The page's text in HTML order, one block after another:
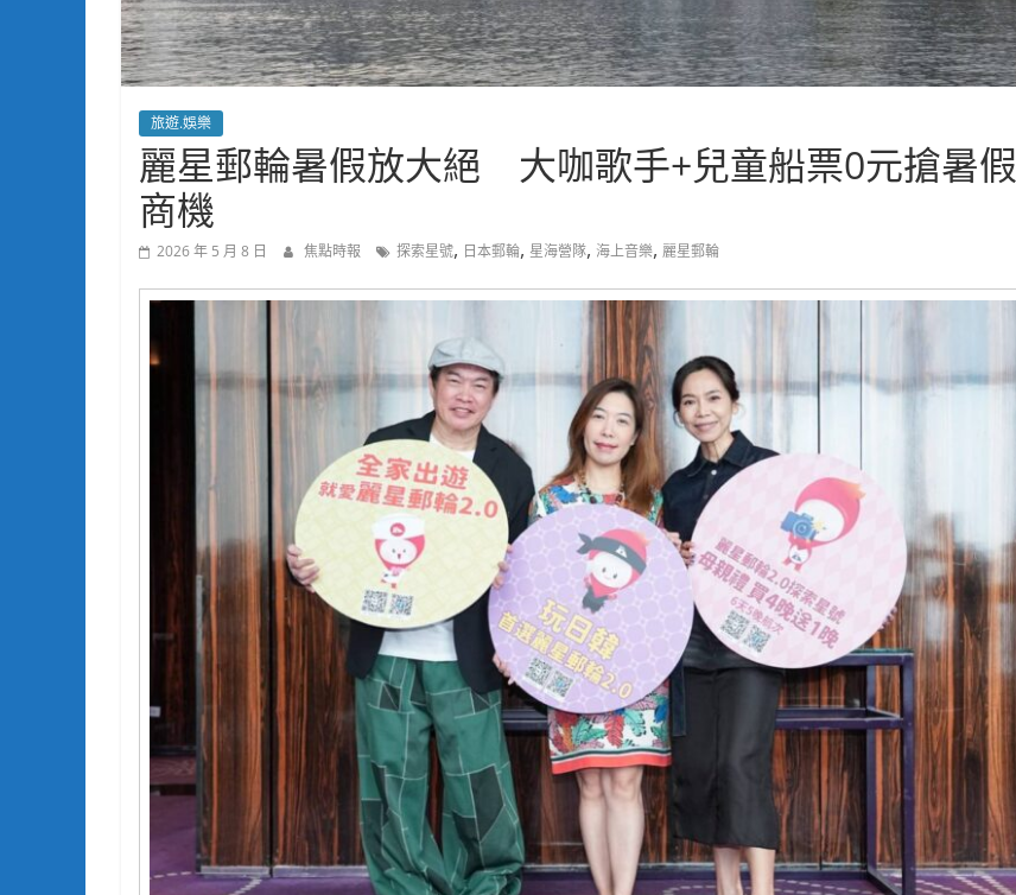
旅遊.娛樂
麗星郵輪暑假放大絕 大咖歌手+兒童船票0元搶暑假
商機
2026 年 5 月 8 日 焦點時報 探索星號, 日本郵輪, 星海營隊, 海上音樂, 麗星郵輪